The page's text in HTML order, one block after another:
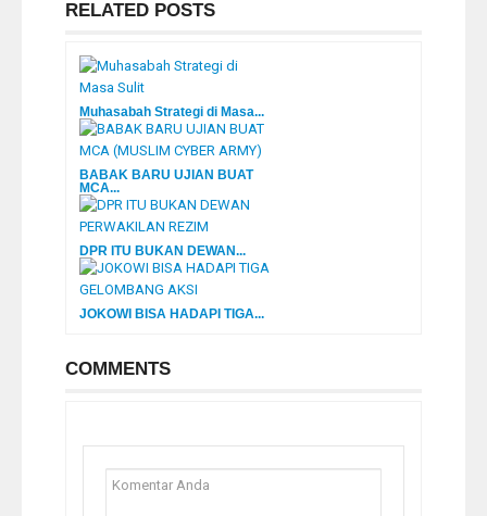
RELATED POSTS
Muhasabah Strategi di Masa...
BABAK BARU UJIAN BUAT
MCA...
DPR ITU BUKAN DEWAN...
JOKOWI BISA HADAPI TIGA...
COMMENTS